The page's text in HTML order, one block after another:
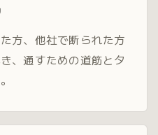
方、他社で断られた方
、通すための道筋とタ